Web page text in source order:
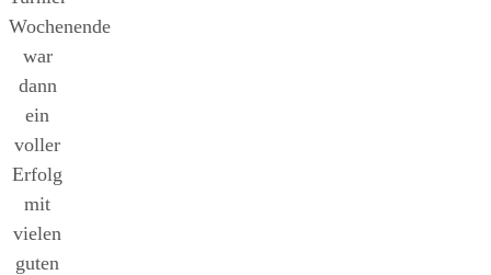
Wochenende
war
dann
ein
voller
Erfolg
mit
vielen
guten